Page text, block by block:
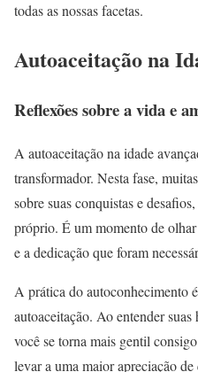
todas as nossas facetas.
Autoaceitação na
Reflexões sobre a vida e
A autoaceitação na idade
transformador. Nesta fase,
sobre suas conquistas e
próprio. É um momento de
e a dedicação que foram
A prática do autoconhecimento
autoaceitação. Ao entender
você se torna mais gentil
levar a uma maior apreciação